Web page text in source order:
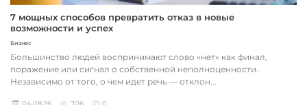
7 мощных способов превратить отказ в новые
возможности и успех
Бизнес
Большинство людей воспринимают слово «нет» как финал,
поражение или сигнал о собственной неполноценности.
Независимо от того, о чем идет речь — отклон...